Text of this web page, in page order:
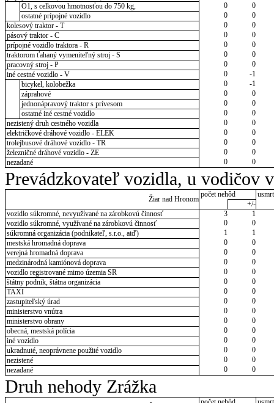
O1, s celkovou hmotnosťou do 750 kg,
0
0
ostatné prípojné vozidlo
0
0
kolesový traktor - T
0
0
pásový traktor - C
0
0
prípojné vozidlo traktora - R
0
0
traktorom ťahaný vymeniteľný stroj - S
0
0
pracovný stroj - P
0
0
iné cestné vozidlo - V
0
-1
bicykel, kolobežka
0
-1
záprahové
0
0
jednonápravový traktor s prívesom
0
0
ostatné iné cestné vozidlo
0
0
nezistený druh cestného vozidla
0
0
električkové dráhové vozidlo - ELEK
0
0
trolejbusové dráhové vozidlo - TR
0
0
železničné dráhové vozidlo - ZE
0
0
nezadané
0 0
Prevádzkovateľ vozidla, u vodičov
Žiar nad Hronom
počet nehôd
+/-
vozidlo súkromné, nevyužívané na zárobkovú činnosť
3
1
vozidlo súkromné, využívané na zárobkovú činnosť
0
0
súkromná organizácia (podnikateľ, s.r.o., atď)
1
1
mestská hromadná doprava
0
0
verejná hromadná doprava
0
0
medzinárodná kamiónová doprava
0
0
vozidlo registrované mimo územia SR
0
0
štátny podnik, štátna organizácia
0
0
TAXI
0
0
zastupiteľský úrad
0
0
ministerstvo vnútra
0
0
ministerstvo obrany
0
0
obecná, mestská polícia
0
0
iné vozidlo
0
0
ukradnuté, neoprávnene použité vozidlo
0
0
nezistené
0
0
nezadané
0 0
Druh nehody Zrážka